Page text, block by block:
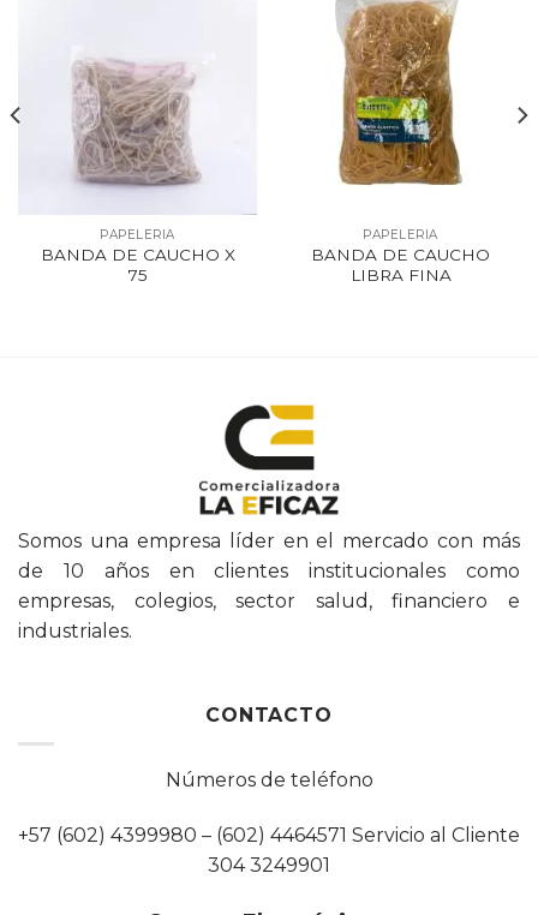
PAPELERIA
BANDA DE CAUCHO X
75
PAPELERIA
BANDA DE CAUCHO
LIBRA FINA
Somos una empresa líder en el mercado con más
de 10 años en clientes institucionales como
empresas, colegios, sector salud, financiero e
industriales.
CONTACTO
Números de teléfono
+57 (602) 4399980 – (602) 4464571 Servicio al Cliente
304 3249901